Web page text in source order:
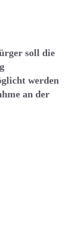
soll die
werden
an der